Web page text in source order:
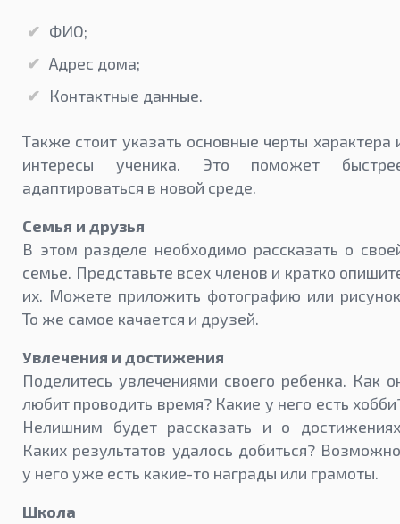
ФИО;
Адрес дома;
Контактные данные.
Также стоит указать основные черты характера
интересы ученика. Это поможет
адаптироваться в новой среде.
Семья и друзья
В этом разделе необходимо рассказать о
семье. Представьте всех членов и кратко
их. Можете приложить фотографию или
То же самое качается и друзей.
Увлечения и достижения
Поделитесь увлечениями своего ребенка. Как
любит проводить время? Какие у него есть
Нелишним будет рассказать и о
Каких результатов удалось добиться?
у него уже есть какие-то награды или грамоты.
Школа